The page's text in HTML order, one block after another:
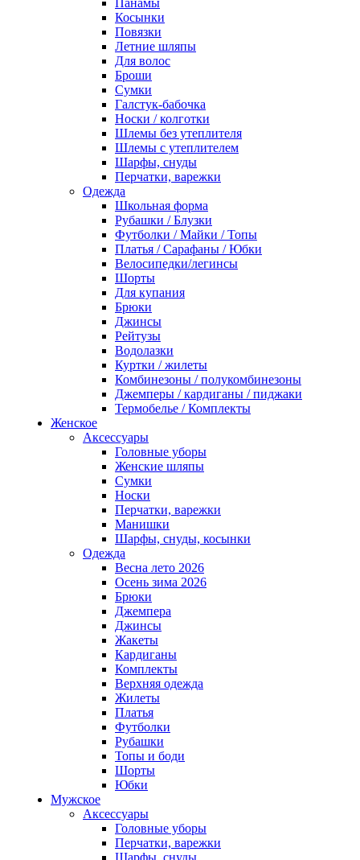
Панамы
Косынки
Повязки
Летние шляпы
Для волос
Броши
Сумки
Галстук-бабочка
Носки / колготки
Шлемы без утеплителя
Шлемы с утеплителем
Шарфы, снуды
Перчатки, варежки
Одежда
Школьная форма
Рубашки / Блузки
Футболки / Майки / Топы
Платья / Сарафаны / Юбки
Велосипедки/легинсы
Шорты
Для купания
Брюки
Джинсы
Рейтузы
Водолазки
Куртки / жилеты
Комбинезоны / полукомбинезоны
Джемперы / кардиганы / пиджаки
Термобелье / Комплекты
Женское
Аксессуары
Головные уборы
Женские шляпы
Сумки
Носки
Перчатки, варежки
Манишки
Шарфы, снуды, косынки
Одежда
Весна лето 2026
Осень зима 2026
Брюки
Джемпера
Джинсы
Жакеты
Кардиганы
Комплекты
Верхняя одежда
Жилеты
Платья
Футболки
Рубашки
Топы и боди
Шорты
Юбки
Мужское
Аксессуары
Головные уборы
Перчатки, варежки
Шарфы, снуды